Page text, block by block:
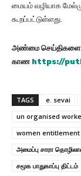
மையம் வழியாக
கூறப்பட்டுள்ளது.
அண்மை செய்திகளை
காண https://
TAGS e. sevai
un organised
women
அமைப்பு சாரா
சமூக பாதுகாப்பு திட்டம்